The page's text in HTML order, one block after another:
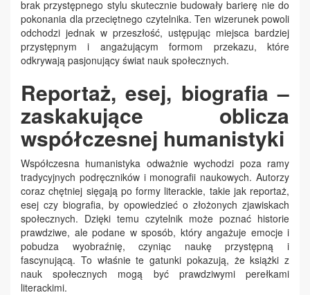
brak przystępnego stylu skutecznie budowały barierę nie do
pokonania dla przeciętnego czytelnika. Ten wizerunek powoli
odchodzi jednak w przeszłość, ustępując miejsca bardziej
przystępnym i angażującym formom przekazu, które
odkrywają pasjonujący świat nauk społecznych.
Reportaż, esej, biografia –
zaskakujące oblicza
współczesnej humanistyki
Współczesna humanistyka odważnie wychodzi poza ramy
tradycyjnych podręczników i monografii naukowych. Autorzy
coraz chętniej sięgają po formy literackie, takie jak reportaż,
esej czy biografia, by opowiedzieć o złożonych zjawiskach
społecznych. Dzięki temu czytelnik może poznać historie
prawdziwe, ale podane w sposób, który angażuje emocje i
pobudza wyobraźnię, czyniąc naukę przystępną i
fascynującą. To właśnie te gatunki pokazują, że książki z
nauk społecznych mogą być prawdziwymi perełkami
literackimi.